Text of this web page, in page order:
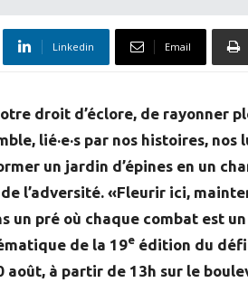
Linkedin Email
droit d’éclore, de rayonner
lié·e·s par nos histoires,
un jardin d’épines en un
l’adversité. «Fleurir ici,
pré où chaque combat est
de la 19e édition du
à partir de 13h sur le